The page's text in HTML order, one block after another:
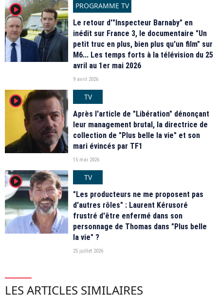
player2
PROGRAMME TV
Le retour d'"Inspecteur Barnaby" en
inédit sur France 3, le documentaire "Un
petit truc en plus, bien plus qu'un film" sur
M6... Les temps forts à la télévision du 25
avril au 1er mai 2026
9 avril 2026
player2
TV
Après l'article de "Libération" dénonçant
leur management brutal, la directrice de
collection de "Plus belle la vie" et son
mari évincés par TF1
15 mai 2026
player2
TV
"Les producteurs ne me proposent pas
d'autres rôles" : Laurent Kérusoré
frustré d'être enfermé dans son
personnage de Thomas dans "Plus belle
la vie" ?
25 juillet 2026
LES ARTICLES SIMILAIRES